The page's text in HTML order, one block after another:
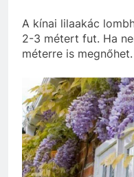
A kínai lilaakác
2-3 métert fut. Ha
méterre is megnőhet.